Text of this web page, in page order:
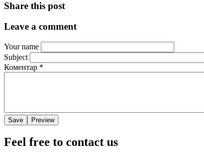
Share this post
Leave a comment
Your name
Subject
Коментар *
Feel free to contact us